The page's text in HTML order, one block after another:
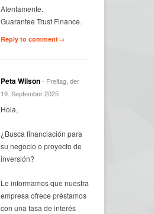
Atentamente.
Guarantee Trust Finance.
Reply to comment→
Peta Wilson- Freitag, der
19. September 2025
Hola,
¿Busca financiación para
su negocio o proyecto de
inversión?
Le informamos que nuestra
empresa ofrece préstamos
con una tasa de interés